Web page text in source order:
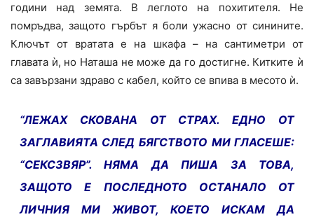
години над земята. В леглото на похитителя. Не
помръдва, защото гърбът я боли ужасно от синините.
Ключът от вратата е на шкафа – на сантиметри от
главата ѝ, но Наташа не може да го достигне. Китките ѝ
са завързани здраво с кабел, който се впива в месото ѝ.
“ЛЕЖАХ СКОВАНА ОТ СТРАХ. ЕДНО ОТ
ЗАГЛАВИЯТА СЛЕД БЯГСТВОТО МИ ГЛАСЕШЕ:
“СЕКСЗВЯР”. НЯМА ДА ПИША ЗА ТОВА,
ЗАЩОТО Е ПОСЛЕДНОТО ОСТАНАЛО ОТ
ЛИЧНИЯ МИ ЖИВОТ, КОЕТО ИСКАМ ДА